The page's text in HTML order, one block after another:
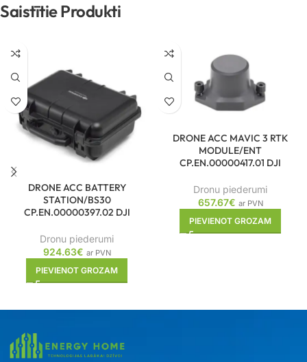
Saistītie Produkti
DRONE ACC BATTERY
STATION/BS30
CP.EN.00000397.02 DJI
Dronu piederumi
924.63€ ar PVN
PIEVIENOT GROZAM
DRONE ACC MAVIC 3 RTK
MODULE/ENT
CP.EN.00000417.01 DJI
Dronu piederumi
657.67€ ar PVN
PIEVIENOT GROZAM